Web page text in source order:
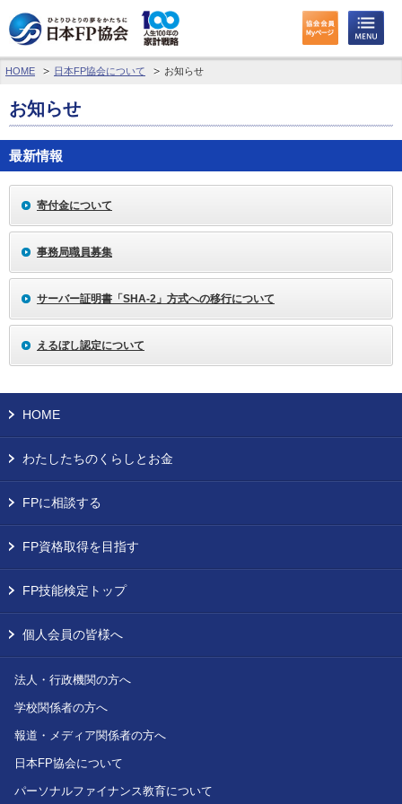
わたしたちのくらしとお金
FPに相談する
FP資格取得を目指す
FP技能検定
個人会員の皆様へ
パーソナルファイナンス教育について
お問い合わせ
English
法人・行政機関の方へ
学校関係者の方へ
報道・メディア関係者の方へ
HOME 日本FP協会について お知らせ
お知らせ
最新情報
寄付金について
事務局職員募集
サーバー証明書「SHA-2」方式への移行について
えるぼし認定について
HOME
わたしたちのくらしとお金
FPに相談する
FP資格取得を目指す
FP技能検定トップ
個人会員の皆様へ
法人・行政機関の方へ
学校関係者の方へ
報道・メディア関係者の方へ
日本FP協会について
パーソナルファイナンス教育について